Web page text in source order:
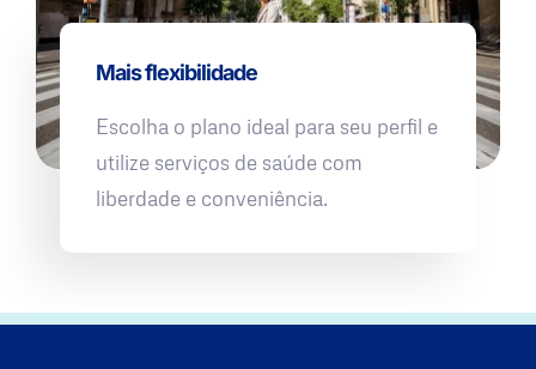
Mais flexibilidade
Escolha o plano ideal para seu perfil e
utilize serviços de saúde com
liberdade e conveniência.